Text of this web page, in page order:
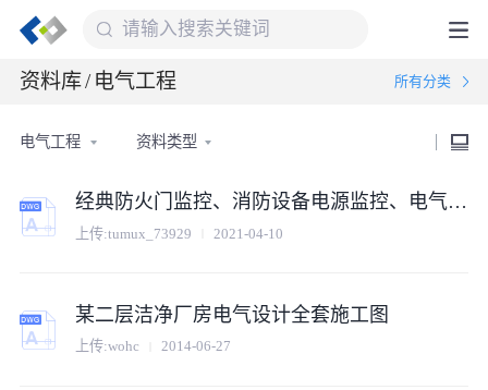
资料库/ 电气工程 所有分类
电气工程 资料类型
经典防火门监控、消防设备电源监控、电气火灾监控cad施工图纸
上传:tumux_73929 2021-04-10
某二层洁净厂房电气设计全套施工图
上传:wohc 2014-06-27